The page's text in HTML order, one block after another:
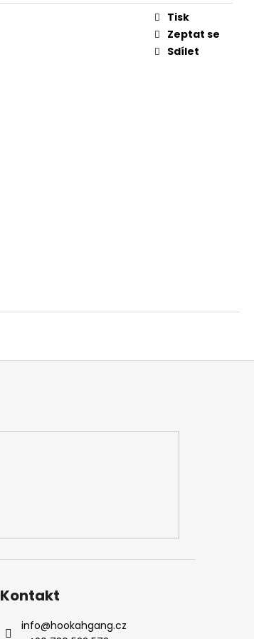
Tisk
Zeptat se
Sdílet
Kontakt
info@hookahgang.cz